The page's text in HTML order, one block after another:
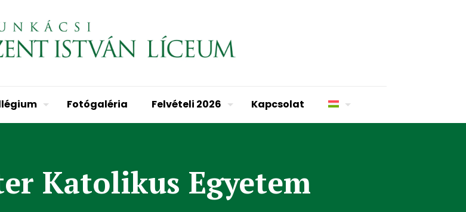
Fotógaléria Felvételi 2026 Kapcsolat
Katolikus Egyetem